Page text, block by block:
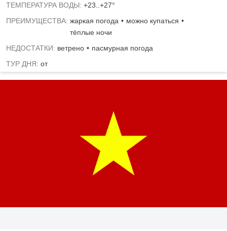
ТЕМПЕРАТУРА ВОДЫ: +23..+27°
ПРЕИМУЩЕСТВА: жаркая погода
можно купаться
тёплые ночи
НЕДОСТАТКИ: ветрено
пасмурная погода
ТУР ДНЯ: от